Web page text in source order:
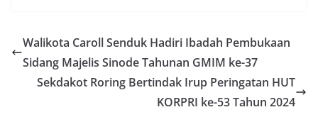
Walikota Caroll Senduk Hadiri Ibadah Pembukaan
Sidang Majelis Sinode Tahunan GMIM ke-37
Sekdakot Roring Bertindak Irup Peringatan HUT
KORPRI ke-53 Tahun 2024